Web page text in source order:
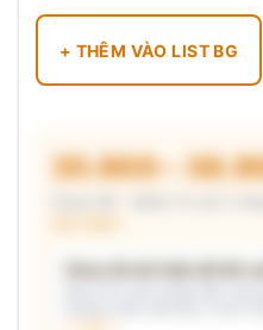
+ THÊM VÀO LIST BG
35.900 –